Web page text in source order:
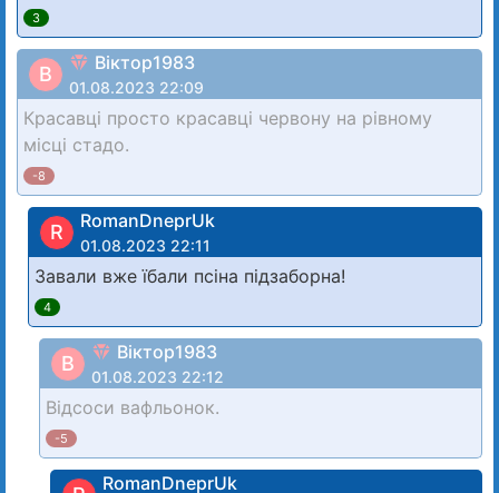
3
В Віктор1983
01.08.2023 22:09
Красавці просто красавці червону на рівному
місці стадо.
-8
R RomanDneprUk
01.08.2023 22:11
Завали вже їбали псіна підзаборна!
4
В Віктор1983
01.08.2023 22:12
Відсоси вафльонок.
-5
RomanDneprUk